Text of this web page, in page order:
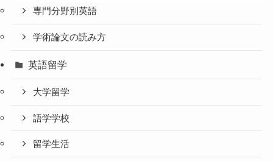
専門分野別英語
学術論文の読み方
英語留学
大学留学
語学学校
留学生活